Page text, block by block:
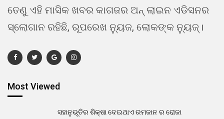
ତେଣୁ ଏହି ମାସିକ ଖବର କାଗଜର ଅନ୍ ଲାଇନ ଏଡିସନର
ସ୍ଲୋଗାନ ରହିଛି, ରୂପରେଖ ନ୍ୟୁଜ, ଲୋକଙ୍କ ନ୍ୟୁଜ୍।
Most Viewed
ସହାନୁଭୂତିର ଶିକ୍ଷା ଦେଇଥାଏ ରମଜାନ ର ରୋଜା